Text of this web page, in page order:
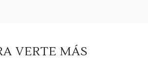
VERTE MÁS